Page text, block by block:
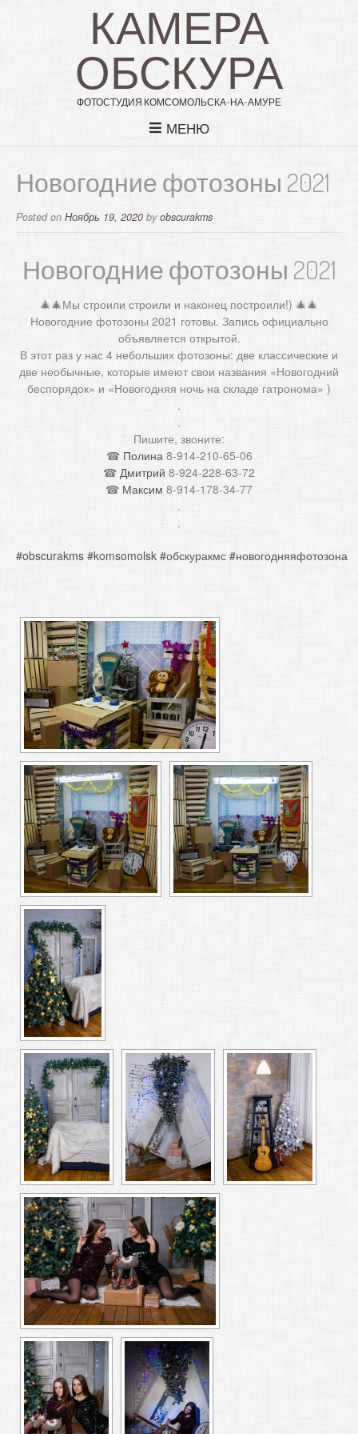
КАМЕРА
ОБСКУРА
ФОТОСТУДИЯ КОМСОМОЛЬСКА-НА-АМУРЕ
МЕНЮ
Новогодние фотозоны 2021
Posted on Ноябрь 19, 2020 byobscurakms
Новогодние фотозоны 2021
🎄🎄Мы строили строили и наконец построили!) 🎄🎄
Новогодние фотозоны 2021 готовы. Запись официально
объявляется открытой.
В этот раз у нас 4 небольших фотозоны: две классические и
две необычные, которые имеют свои названия «Новогодний
беспорядок» и «Новогодняя ночь на складе гатронома» )
.
.
Пишите, звоните:
☎ Полина 8-914-210-65-06
☎ Дмитрий 8-924-228-63-72
☎ Максим 8-914-178-34-77
.
.
#obscurakms #komsomolsk #обскуракмс #новогодняяфотозона